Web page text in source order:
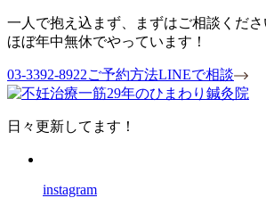
一人で抱え込まず、まずはご相談くださ
ほぼ年中無休でやっています！
03-3392-8922ご予約方法LINEで相談
日々更新してます！
instagram